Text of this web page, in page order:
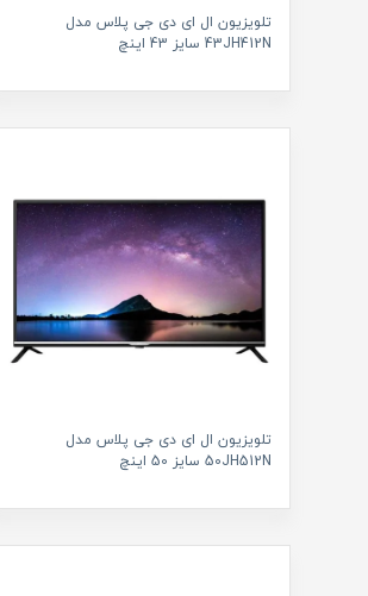
تلویزیون ال ای دی جی پلاس مدل
43JH412N سایز 43 اینچ
تلویزیون ال ای دی جی پلاس مدل
50JH512N سایز 50 اینچ